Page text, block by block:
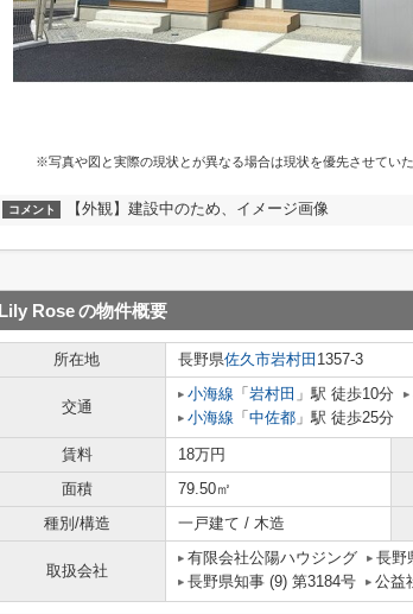
※写真や図と実際の現状とが異なる場合は現状を優先させてい
コメント 【外観】建設中のため、イメージ画像
Lily Roseの物件概要
所在地 長野県佐久市岩村田 1357-3
交通
小海線 「 岩村田 」駅 徒歩10分
小海線 「 中佐都 」駅 徒歩25分
賃料 18万円
面積
79.50㎡
種別/構造
一戸建て / 木造
取扱会社
有限会社公陽ハウジング 長野
長野県知事 (9) 第3184号
公益